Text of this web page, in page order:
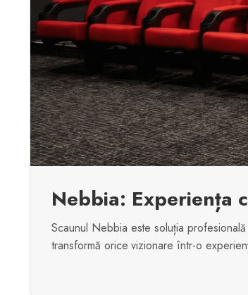
Nebbia: Experiența
Scaunul Nebbia este soluția
transformă orice vizionare într-o